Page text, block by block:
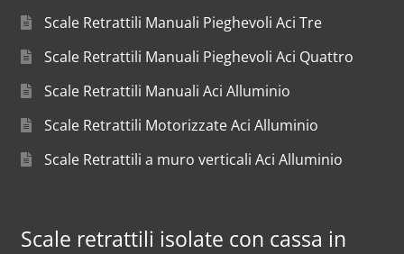
Scale Retrattili Manuali Pieghevoli Aci Tre
Scale Retrattili Manuali Pieghevoli Aci Quattro
Scale Retrattili Manuali Aci Alluminio
Scale Retrattili Motorizzate Aci Alluminio
Scale Retrattili a muro verticali Aci Alluminio
Scale retrattili isolate con cassa in